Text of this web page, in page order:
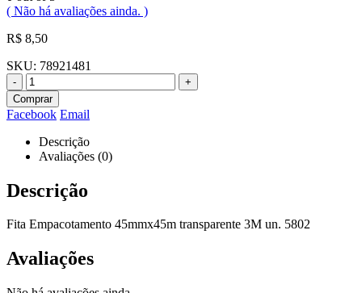
( Não há avaliações ainda. )
R$ 8,50
SKU: 78921481
-
+
Comprar
Facebook Email
Descrição
Avaliações (0)
Descrição
Fita Empacotamento 45mmx45m transparente 3M un. 5802
Avaliações